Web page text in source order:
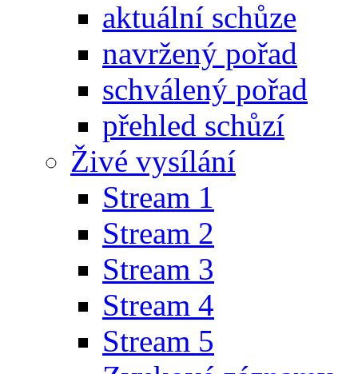
aktuální schůze
navržený pořad
schválený pořad
přehled schůzí
Živé vysílání
Stream 1
Stream 2
Stream 3
Stream 4
Stream 5